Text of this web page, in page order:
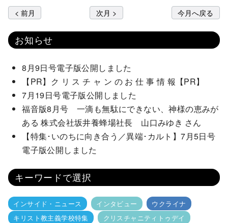
< 前月 次月 > 今月へ戻る
お知らせ
8月9日号電子版公開しました
【PR】ク リ ス チ ャ ン の お 仕 事 情 報【PR】
7月19日号電子版公開しました
福音版8月号 一滴も無駄にできない、神様の恵みが
ある 株式会社坂井養蜂場社長 山口みゆき さん
【特集･いのちに向き合う／異端･カルト】7月5日号
電子版公開しました
キーワードで選択
インサイド・ニュース インタビュー
ウクライナ
キリスト教主義学校特集
クリスチャニティトゥデイ